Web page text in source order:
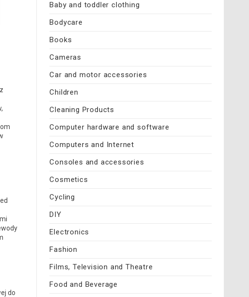
do
Baby and toddler clothing
Bodycare
Books
Cameras
Car and motor accessories
Children
Cleaning Products
Computer hardware and software
Computers and Internet
Consoles and accessories
Cosmetics
Cycling
DIY
Electronics
Fashion
Films, Television and Theatre
Food and Beverage